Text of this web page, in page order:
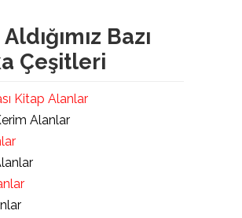
Bazı
Çeşitleri
Kitap Alanlar
Alanlar